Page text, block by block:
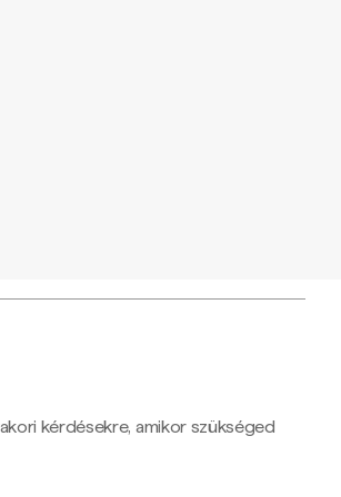
kérdésekre, amikor szükséged